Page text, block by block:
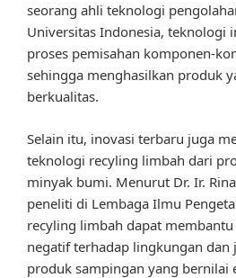
seorang ahli teknologi
Universitas Indonesia, teknologi
proses pemisahan komponen-
sehingga menghasilkan produk
berkualitas.
Selain itu, inovasi terbaru juga
teknologi recyling limbah dari
minyak bumi. Menurut Dr. Ir.
peneliti di Lembaga Ilmu
recyling limbah dapat
negatif terhadap lingkungan dan
produk sampingan yang bernilai